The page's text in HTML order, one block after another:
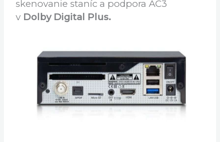
operátor Fotelka. Vďaka DVB-S2X tuneru
je možnosť príjmu staníc v DVB-S2X
skenovanie staníc a podpora AC3
Dolby Digital Plus.